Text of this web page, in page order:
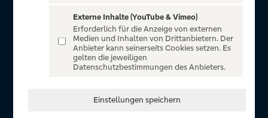
für alle Kunden der Volksbanken Raiffeisenbanken. Auf
unserem einzigartigen Portal finden Sie Tickets für
atemberaubende Konzerte, Musicals und Shows, die
Fußball-Bundesliga sowie die Champions League und die
In Zusammenarbeit mit
Externe Inhalte (YouTube & Vimeo)
Erforderlich für die Anzeige von externen
Medien und Inhalten von Drittanbietern. Der
Anbieter kann seinerseits Cookies setzen. Es
gelten die jeweiligen
Datenschutzbestimmungen des Anbieters.
Einstellungen speichern